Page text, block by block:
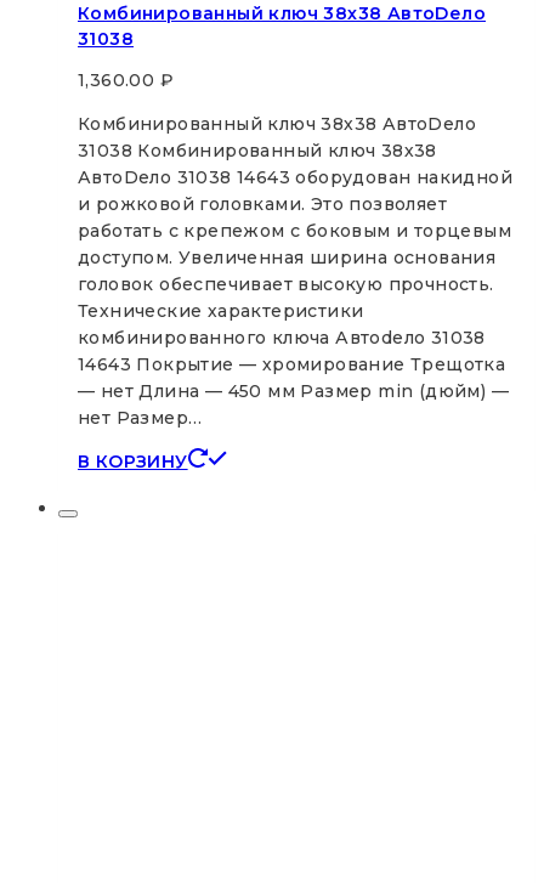
Комбинированный ключ 38х38 АвтоDело
31038
1,360.00 ₽
Комбинированный ключ 38х38 АвтоDело
31038 Комбинированный ключ 38х38
АвтоDело 31038 14643 оборудован накидной
и рожковой головками. Это позволяет
работать с крепежом с боковым и торцевым
доступом. Увеличенная ширина основания
головок обеспечивает высокую прочность.
Технические характеристики
комбинированного ключа Автоdело 31038
14643 Покрытие — хромирование Трещотка
— нет Длина — 450 мм Размер min (дюйм) —
нет Размер…
В КОРЗИНУ